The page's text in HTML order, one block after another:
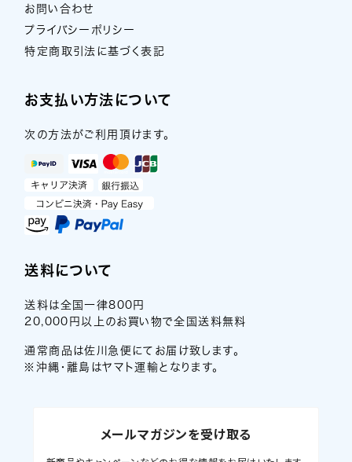
お問い合わせ
プライバシーポリシー
特定商取引法に基づく表記
お支払い方法について
次の方法がご利用頂けます。
送料について
送料は全国一律800円
20,000円以上のお買い物で全国送料無料
通常商品は佐川急便にてお届け致します。
※沖縄・離島はヤマト運輸となります。
メールマガジンを受け取る